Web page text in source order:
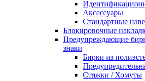
Аксессуары
Стандартные
Блокировочные
Предупреждающие
знаки
Бирки из
Стяжки / Хомуты